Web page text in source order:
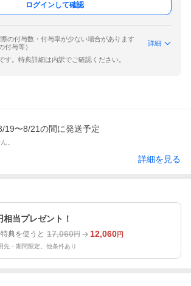
ログインして確認
の付与数・付与率が少ない場合があります
付与等）
詳細
す。特典詳細は内訳でご確認ください。
19〜8/21の間に発送予定
。
詳細を見る
当プレゼント！
典を使うと 17,060円 12,060円
先・期間限定。他条件あり